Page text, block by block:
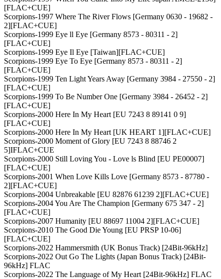
[FLAC+CUE]
Scorpions-1997 Where The River Flows [Germany 0630 - 19682 -
2][FLAC+CUE]
Scorpions-1999 Eye ll Eye [Germany 8573 - 80311 - 2]
[FLAC+CUE]
Scorpions-1999 Eye Il Eye [Taiwan][FLAC+CUE]
Scorpions-1999 Eye To Eye [Germany 8573 - 80311 - 2]
[FLAC+CUE]
Scorpions-1999 Ten Light Years Away [Germany 3984 - 27550 - 2]
[FLAC+CUE]
Scorpions-1999 To Be Number One [Germany 3984 - 26452 - 2]
[FLAC+CUE]
Scorpions-2000 Here In My Heart [EU 7243 8 89141 0 9]
[FLAC+CUE]
Scorpions-2000 Here In My Heart [UK HEART 1][FLAC+CUE]
Scorpions-2000 Moment of Glory [EU 7243 8 88746 2
5]IFLAC+CUE
Scorpions-2000 Still Loving You - Love ls Blind [EU PE00007]
[FLAC+CUE]
Scorpions-2001 When Love Kills Love [Germany 8573 - 87780 -
2][FLAC+CUE]
Scorpions-2004 Unbreakable [EU 82876 61239 2][FLAC+CUE]
Scorpions-2004 You Are The Champion [Germany 675 347 - 2]
[FLAC+CUE]
Scorpions-2007 Humanity [EU 88697 11004 2][FLAC+CUE]
Scorpions-2010 The Good Die Young [EU PRSP 10-06]
[FLAC+CUE]
Scorpions-2022 Hammersmith (UK Bonus Track) [24Bit-96kHz]
Scorpions-2022 Out Go The Lights (Japan Bonus Track) [24Bit-
96kHz] FLAC
Scorpions-2022 The Language of My Heart [24Bit-96kHz] FLAC